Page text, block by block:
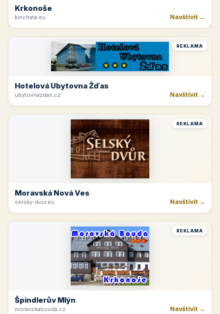
Krkonoše
kinchata.eu Navštívit →
REKLAMA
Hotelová Ubytovna Žďas
ubytovnazdas.cz Navštívit →
REKLAMA
Moravská Nová Ves
selsky-dvur.eu Navštívit →
REKLAMA
Špindlerův Mlýn
moravskabouda.cz Navštívit →